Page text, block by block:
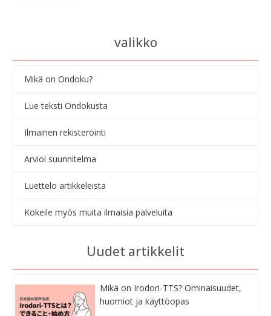
valikko
Mikä on Ondoku?
Lue teksti Ondokusta
Ilmainen rekisteröinti
Arvioi suunnitelma
Luettelo artikkeleista
Kokeile myös muita ilmaisia palveluita
Uudet artikkelit
Mikä on Irodori-TTS? Ominaisuudet,
huomiot ja käyttöopas